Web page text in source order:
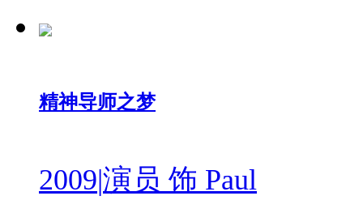
精神导师之梦
2009|演员 饰 Paul